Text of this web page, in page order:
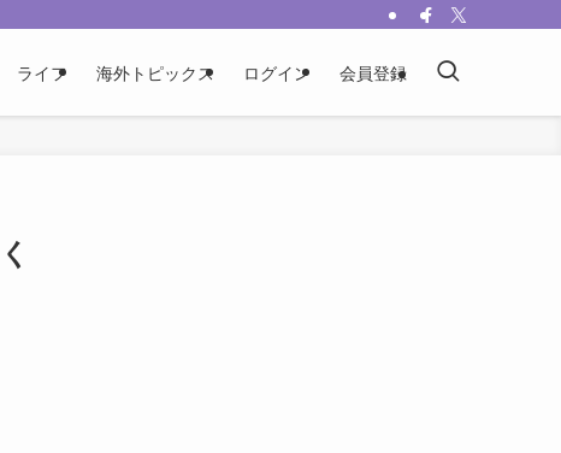
ライフ 海外トピックス ログイン 会員登録